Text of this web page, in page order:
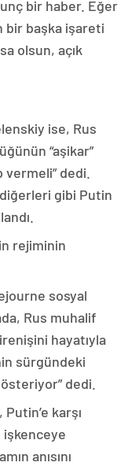
bir haber. Eğer
bir başka işareti
olsun, açık
ise, Rus
“aşikar”
dedi.
diğerleri gibi Putin
rejiminin
sosyal
Rus muhalif
hayatıyla
sürgündeki
dedi.
karşı
işkenceye
anısını